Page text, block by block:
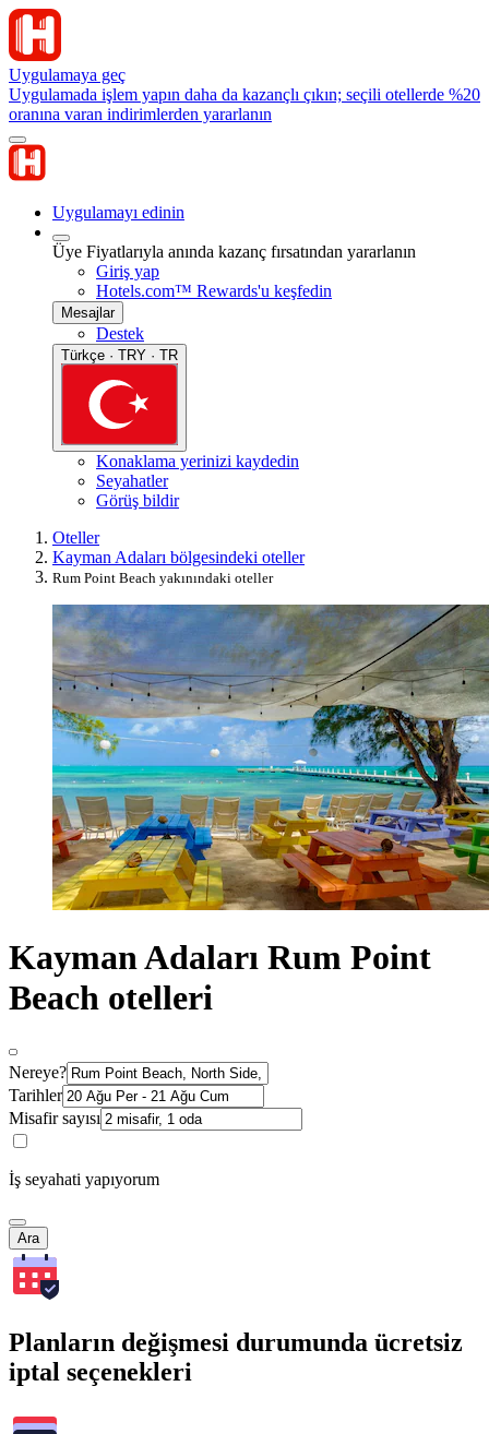
Uygulamaya geç
Uygulamada işlem yapın daha da kazançlı çıkın; seçili otellerde %20
oranına varan indirimlerden yararlanın
Uygulamayı edinin
Üye Fiyatlarıyla anında kazanç fırsatından yararlanın
Giriş yap
Hotels.com™ Rewards'u keşfedin
Mesajlar
Destek
Türkçe · TRY · TR
Konaklama yerinizi kaydedin
Seyahatler
Görüş bildir
Oteller
Kayman Adaları bölgesindeki oteller
Rum Point Beach yakınındaki oteller
Kayman Adaları Rum Point
Beach otelleri
Nereye?
Tarihler
Misafir sayısı
İş seyahati yapıyorum
Ara
Planların değişmesi durumunda ücretsiz
iptal seçenekleri